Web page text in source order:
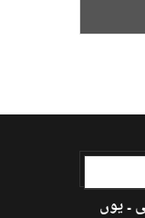
۔ یوں